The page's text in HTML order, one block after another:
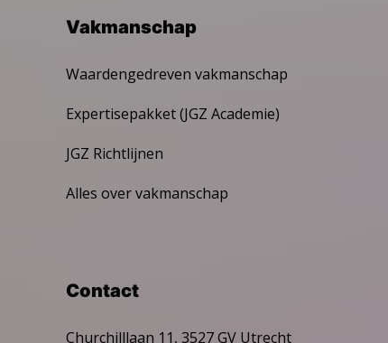
Vakmanschap
Waardengedreven vakmanschap
Expertisepakket (JGZ Academie)
JGZ Richtlijnen
Alles over vakmanschap
Contact
Churchilllaan 11, 3527 GV Utrecht